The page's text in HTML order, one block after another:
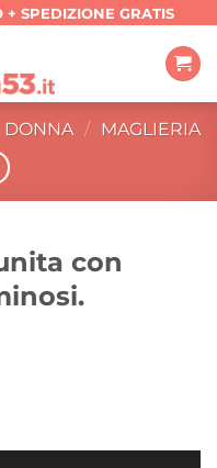
SPEDIZIONE GRATIS
DONNA / MAGLIERIA
con